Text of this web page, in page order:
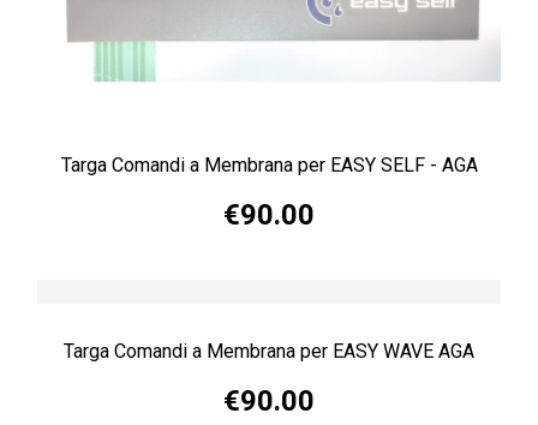
Targa Comandi a Membrana per EASY SELF - AGA
€90.00
Targa Comandi a Membrana per EASY WAVE AGA
€90.00